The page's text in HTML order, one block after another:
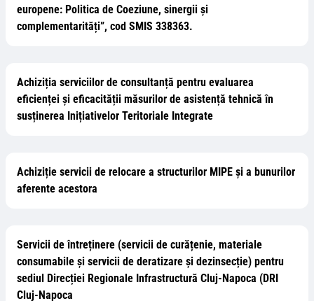
europene: Politica de Coeziune, sinergii și
complementarități”, cod SMIS 338363.
Achiziția serviciilor de consultanță pentru evaluarea
eficienței și eficacității măsurilor de asistență tehnică în
susținerea Inițiativelor Teritoriale Integrate
Achiziție servicii de relocare a structurilor MIPE și a bunurilor
aferente acestora
Servicii de întreținere (servicii de curățenie, materiale
consumabile și servicii de deratizare și dezinsecție) pentru
sediul Direcției Regionale Infrastructură Cluj-Napoca (DRI
Cluj-Napoca